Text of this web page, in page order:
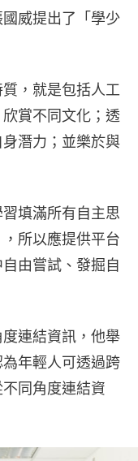
威提出了「學少
，就是包括人工
賞不同文化；透
潛力；並樂於與
填滿所有自主思
所以應提供平台
由嘗試、發掘自
連結資訊，他舉
年輕人可透過跨
同角度連結資